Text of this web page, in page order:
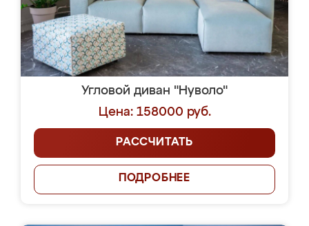
Угловой диван "Нуволо"
Цена: 158000 руб.
РАССЧИТАТЬ
ПОДРОБНЕЕ